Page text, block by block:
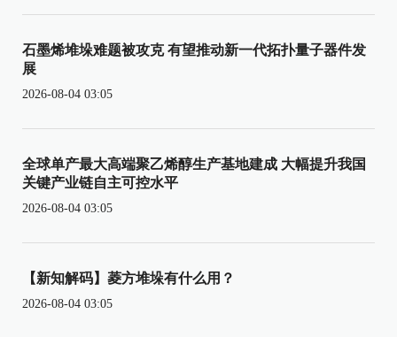
石墨烯堆垛难题被攻克 有望推动新一代拓扑量子器件发
展
2026-08-04 03:05
全球单产最大高端聚乙烯醇生产基地建成 大幅提升我国
关键产业链自主可控水平
2026-08-04 03:05
【新知解码】菱方堆垛有什么用？
2026-08-04 03:05